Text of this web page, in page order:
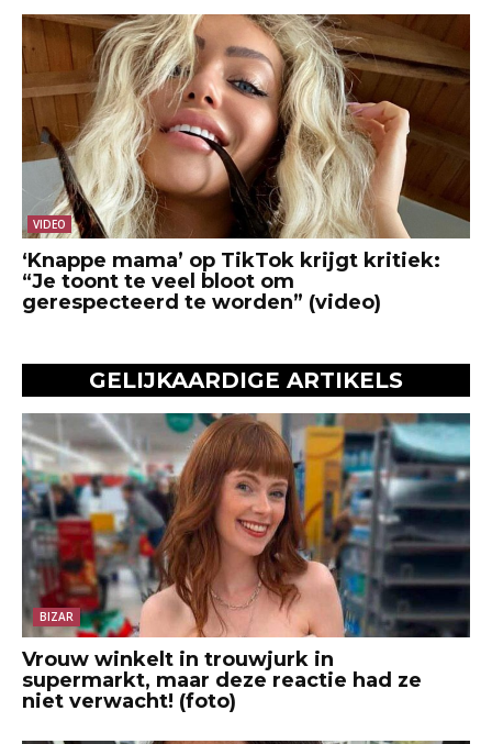
VIDEO
‘Knappe mama’ op TikTok krijgt kritiek:
“Je toont te veel bloot om
gerespecteerd te worden” (video)
GELIJKAARDIGE ARTIKELS
BIZAR
Vrouw winkelt in trouwjurk in
supermarkt, maar deze reactie had ze
niet verwacht! (foto)